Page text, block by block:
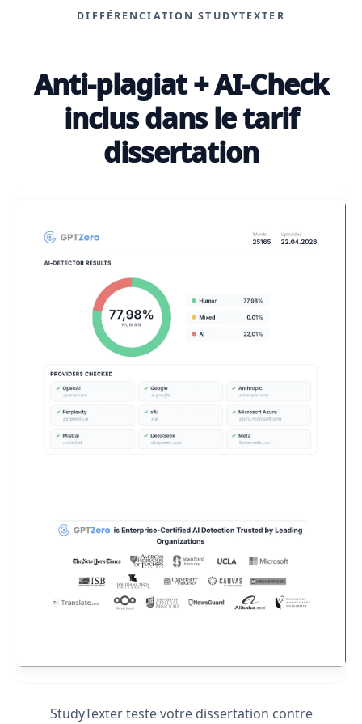
DIFFÉRENCIATION STUDYTEXTER
Anti-plagiat + AI-Check
inclus dans le tarif
dissertation
StudyTexter teste votre dissertation contre